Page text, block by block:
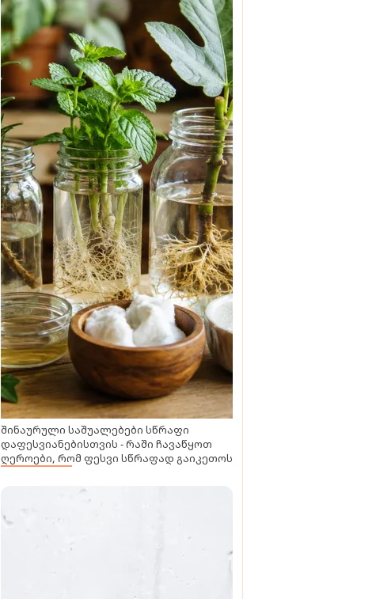
შინაურული საშუალებები სწრაფი
დაფესვიანებისთვის - რაში ჩავაწყოთ
ღეროები, რომ ფესვი სწრაფად გაიკეთოს